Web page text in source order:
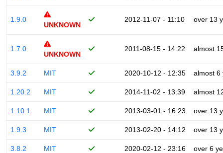
1.9.0
UNKNOWN
2012-11-07 - 11:10 over 13
1.7.0
UNKNOWN
2011-08-15 - 14:22 almost
3.9.2 MIT 2020-10-12 - 12:35 almost 6
1.20.2 MIT 2014-11-02 - 13:39 almost
1.10.1 MIT 2013-03-01 - 16:23 over 13
1.9.3 MIT 2013-02-20 - 14:12 over 13
3.8.2 MIT 2020-02-12 - 23:16 over 6